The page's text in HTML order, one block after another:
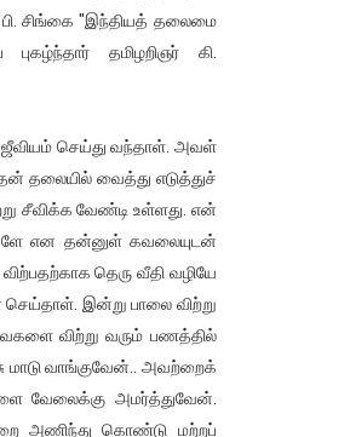
பி. சிங்கை "இந்தியத் தலைமை
தமிழறிஞர் கி.
ஜீவியம் செய்து வந்தாள். அவள்
தன் தலையில் வைத்து எடுத்துச்
சீவிக்க வேண்டி உள்ளது. என்
என தன்னுள் கவலையுடன்
தெரு வீதி வழியே
இன்று பாலை விற்று
விற்று வரும் பணத்தில்
மாடு வாங்குவேன்.. அவற்றைக்
வேலைக்கு அமர்த்துவேன்.
அணிந்து கொண்டு மற்றப்